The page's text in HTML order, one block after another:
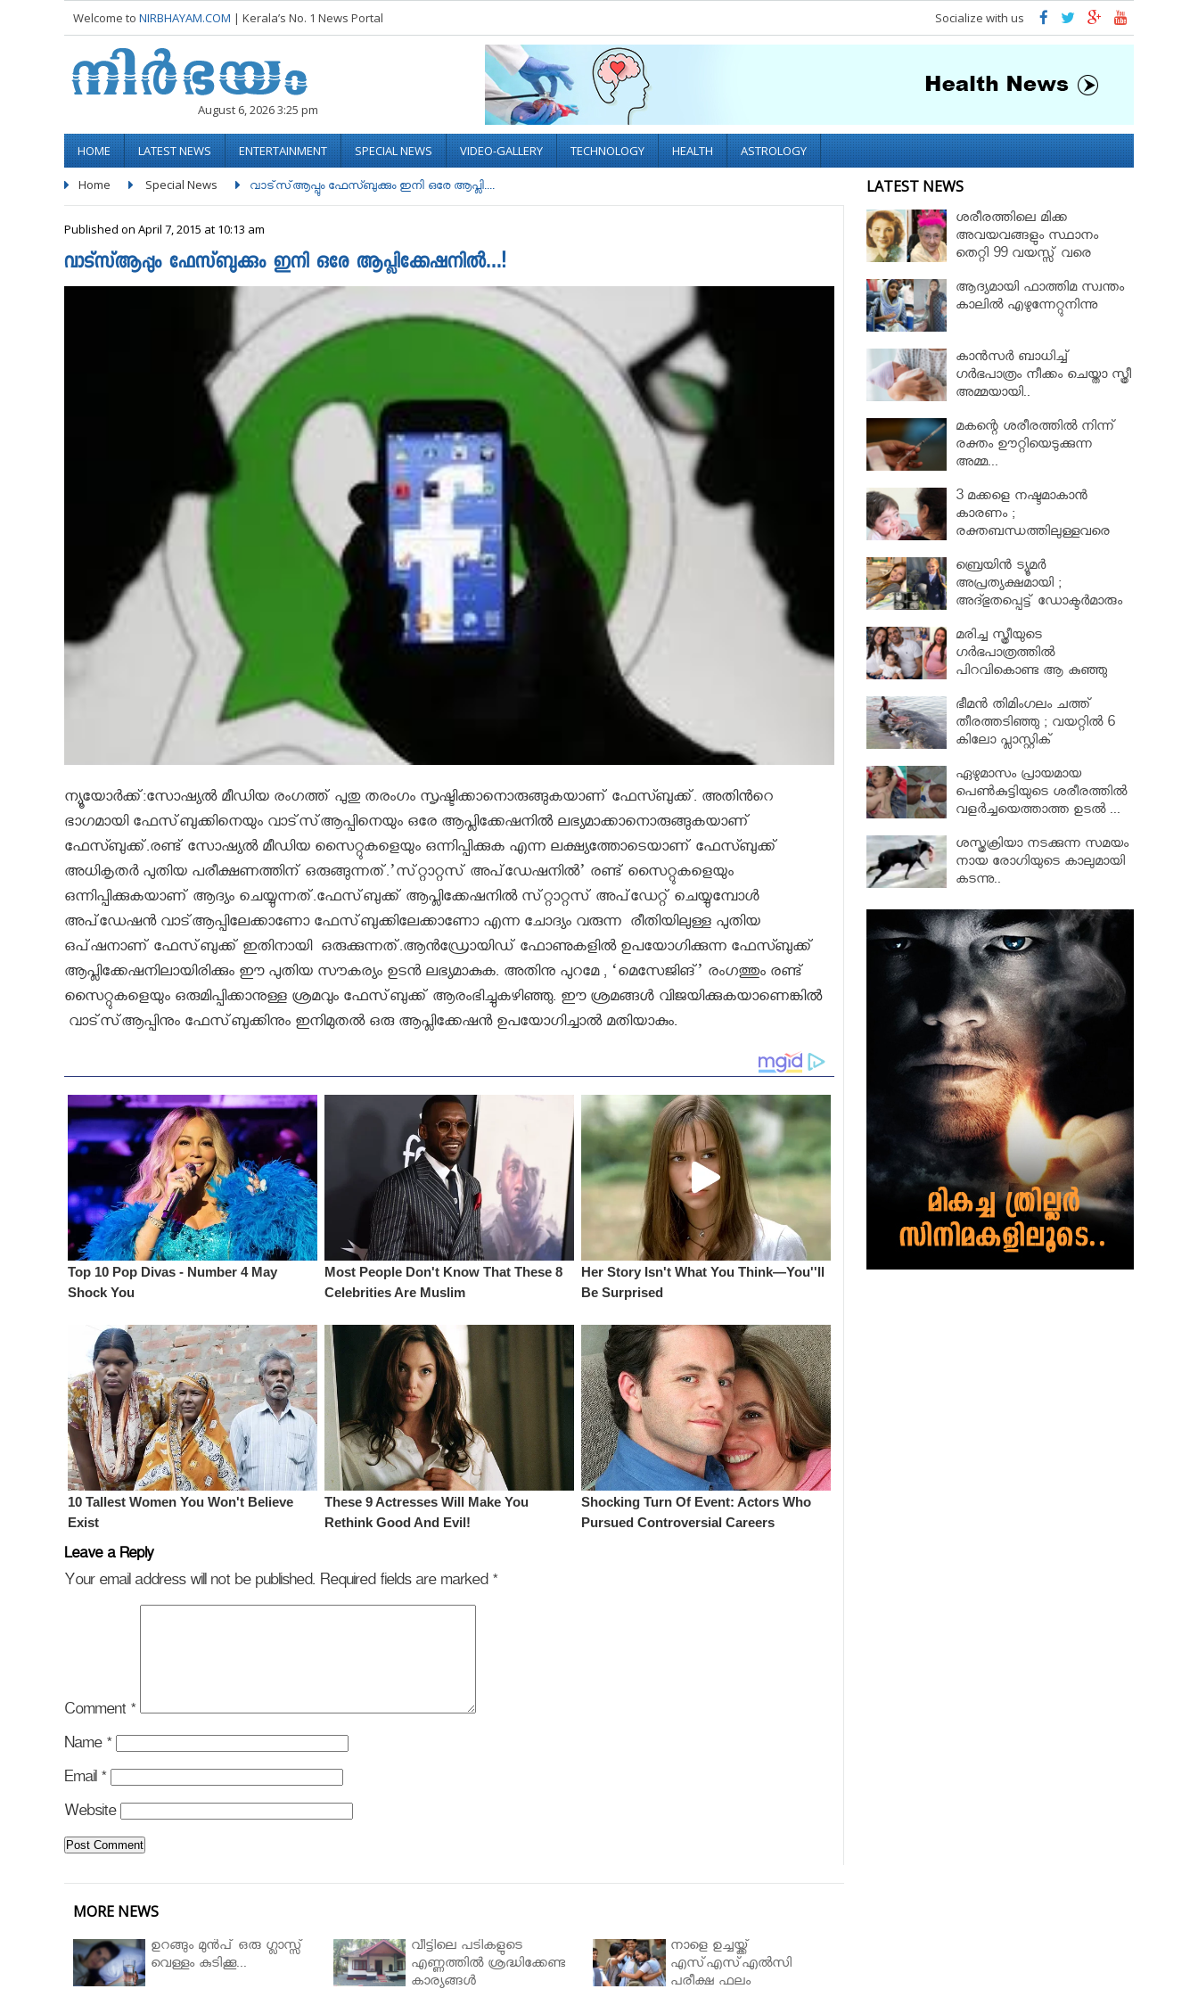
Welcome to NIRBHAYAM.COM | Kerala’s No. 1 News Portal Socialize with us
August 6, 2026 3:25 pm
HOME LATEST NEWS ENTERTAINMENT SPECIAL NEWS VIDEO-GALLERY TECHNOLOGY HEALTH ASTROLOGY
Home Special News വാട്‌സ്ആപ്പും ഫേസ്ബുക്കും ഇനി ഒരേ ആപ്ലി....
Published on April 7, 2015 at 10:13 am
വാട്‌സ്ആപ്പും ഫേസ്ബുക്കും ഇനി ഒരേ ആപ്ലിക്കേഷനിൽ…!
ന്യൂയോര്‍ക്ക്:സോഷ്യല്‍ മീഡിയ രംഗത്ത് പുതു തരംഗം സൃഷ്ടിക്കാനൊരുങ്ങുകയാണ് ഫേസ്ബുക്ക്. അതിൻറെ
ഭാഗമായി ഫേസ്‌ബുക്കിനെയും വാട്‌സ്ആപ്പിനെയും ഒരേ ആപ്ലിക്കേഷനിൽ ലഭ്യമാക്കാനൊരുങ്ങുകയാണ്
ഫേസ്ബുക്ക്.രണ്ട് സോഷ്യല്‍ മീഡിയ സൈറ്റുകളെയും ഒന്നിപ്പിക്കുക എന്ന ലക്ഷ്യത്തോടെയാണ് ഫേസ്ബുക്ക്
അധികൃതര്‍ പുതിയ പരീക്ഷണത്തിന് ഒരുങ്ങുന്നത്.’സ്‌റ്റാറ്റസ്‌ അപ്‌ഡേഷനില്‍’ രണ്ട്‌ സൈറ്റുകളെയും
ഒന്നിപ്പിക്കുകയാണ് ആദ്യം ചെയ്യുന്നത്.ഫേസ്‌ബുക്ക്‌ ആപ്ലിക്കേഷനില്‍ സ്‌റ്റാറ്റസ്‌ അപ്‌ഡേറ്റ്‌ ചെയ്യുമ്പോള്‍
അപ്‌ഡേഷന്‍ വാട്‌ആപ്പിലേക്കാണോ ഫേസ്‌ബുക്കിലേക്കാണോ എന്ന ചോദ്യം വരുന്ന രീതിയിലുള്ള പുതിയ
ഒപ്‌ഷനാണ്‌ ഫേസ്‌ബുക്ക്‌ ഇതിനായി ഒരുക്കുന്നത്‌.ആന്‍ഡ്രോയിഡ് ഫോണുകളില്‍ ഉപയോഗിക്കുന്ന ഫേസ്ബുക്ക്
ആപ്ലിക്കേഷനിലായിരിക്കും ഈ പുതിയ സൗകര്യം ഉടന്‍ ലഭ്യമാകുക. അതിനു പുറമേ , ‘മെസേജിങ്‌’ രംഗത്തും രണ്ട്‌
സൈറ്റുകളെയും ഒരുമിപ്പിക്കാനുള്ള ശ്രമവും ഫേസ്‌ബുക്ക്‌ ആരംഭിച്ചുകഴിഞ്ഞു. ഈ ശ്രമങ്ങൾ വിജയിക്കുകയാണെങ്കിൽ
വാട്‌സ്ആപ്പിനും ഫേസ്‌ബുക്കിനും ഇനിമുതല്‍ ഒരു ആപ്ലിക്കേഷന്‍ ഉപയോഗിച്ചാല്‍ മതിയാകും.
Leave a Reply
Your email address will not be published. Required fields are marked *
Comment *
Name *
Email *
Website
MORE NEWS
ഉറങ്ങും മുന്‍പ് ഒരു ഗ്ലാസ്സ്
വെള്ളം കുടിക്കൂ...
വീട്ടിലെ പടികളുടെ
എണ്ണത്തിൽ ശ്രദ്ധിക്കേണ്ട
കാര്യങ്ങൾ
നാളെ ഉച്ചയ്ക്ക്
എസ്എസ്എല്‍സി
പരീക്ഷ ഫലം
LATEST NEWS
ശരീരത്തിലെ മിക്ക
അവയവങ്ങളും സ്ഥാനം
തെറ്റി 99 വയസ്സ് വരെ
ആദ്യമായി ഫാത്തിമ സ്വന്തം
കാലില്‍ എഴുന്നേറ്റുനിന്നു
കാൻസർ ബാധിച്ച്
ഗർഭപാത്രം നീക്കം ചെയ്താ സ്ത്രീ
അമ്മയായി..
മകന്റെ ശരീരത്തില്‍ നിന്ന്
രക്തം ഊറ്റിയെടുക്കുന്ന
അമ്മ...
3 മക്കളെ നഷ്ടമാകാൻ
കാരണം ;
രക്തബന്ധത്തിലുള്ളവരെ
ബ്രെയിൻ ട്യൂമർ
അപ്രത്യക്ഷമായി ;
അദ്ഭുതപ്പെട്ട് ഡോക്ടർമാരും
മരിച്ച സ്ത്രീയുടെ
ഗര്‍ഭപാത്രത്തില്‍
പിറവികൊണ്ട ആ കുഞ്ഞു
ഭീമന്‍ തിമിംഗലം ചത്ത്
തീരത്തടിഞ്ഞു ; വയറ്റില്‍ 6
കിലോ പ്ലാസ്റ്റിക്
ഏഴുമാസം പ്രായമായ
പെണ്‍കുട്ടിയുടെ ശരീരത്തില്‍
വളര്‍ച്ചയെത്താത്ത ഉടല്‍ ...
ശസ്ത്രക്രിയാ നടക്കുന്ന സമയം
നായ രോഗിയുടെ കാലുമായി
കടന്നു..